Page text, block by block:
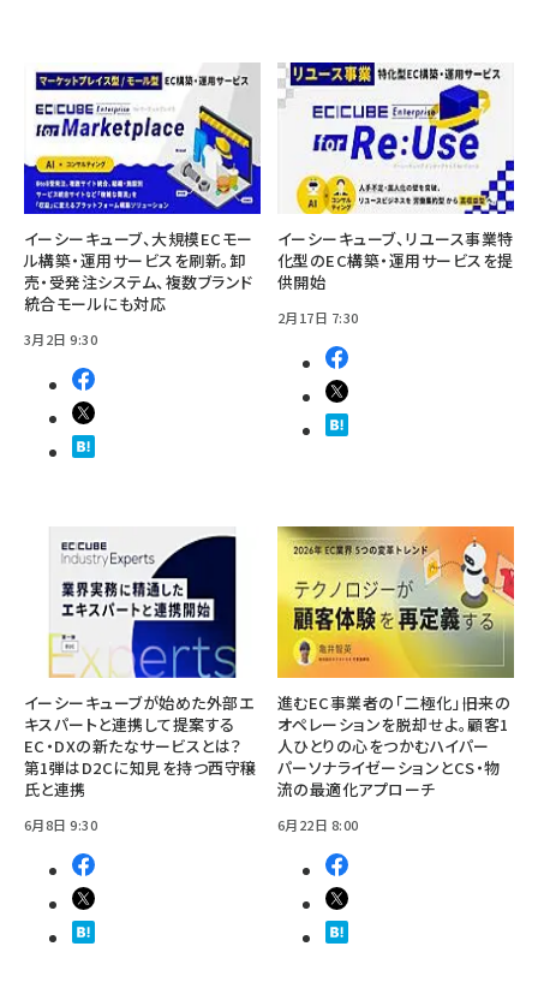
イーシーキューブ、大規模ECモー
ル構築・運用サービスを刷新。卸
売・受発注システム、複数ブランド
統合モールにも対応
3月2日 9:30
イーシーキューブ、リユース事業特
化型のEC構築・運用サービスを提
供開始
2月17日 7:30
イーシーキューブが始めた外部エ
キスパートと連携して提案する
EC・DXの新たなサービスとは？
第1弾はD2Cに知見を持つ西守穣
氏と連携
6月8日 9:30
進むEC事業者の「二極化」――旧来の
オペレーションを脱却せよ。顧客1
人ひとりの心をつかむハイパー
パーソナライゼーションとCS・物
流の最適化アプローチ
6月22日 8:00